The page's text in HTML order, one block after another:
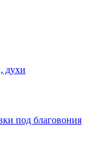
духи
под благовония